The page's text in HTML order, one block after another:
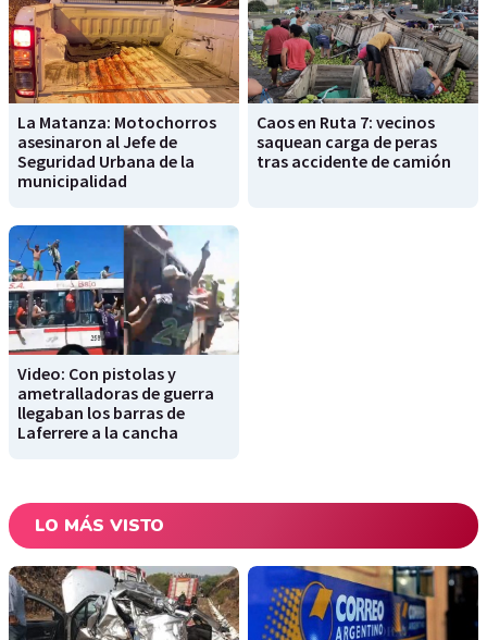
La Matanza: Motochorros
asesinaron al Jefe de
Seguridad Urbana de la
municipalidad
Caos en Ruta 7: vecinos
saquean carga de peras
tras accidente de camión
Video: Con pistolas y
ametralladoras de guerra
llegaban los barras de
Laferrere a la cancha
LO MÁS VISTO